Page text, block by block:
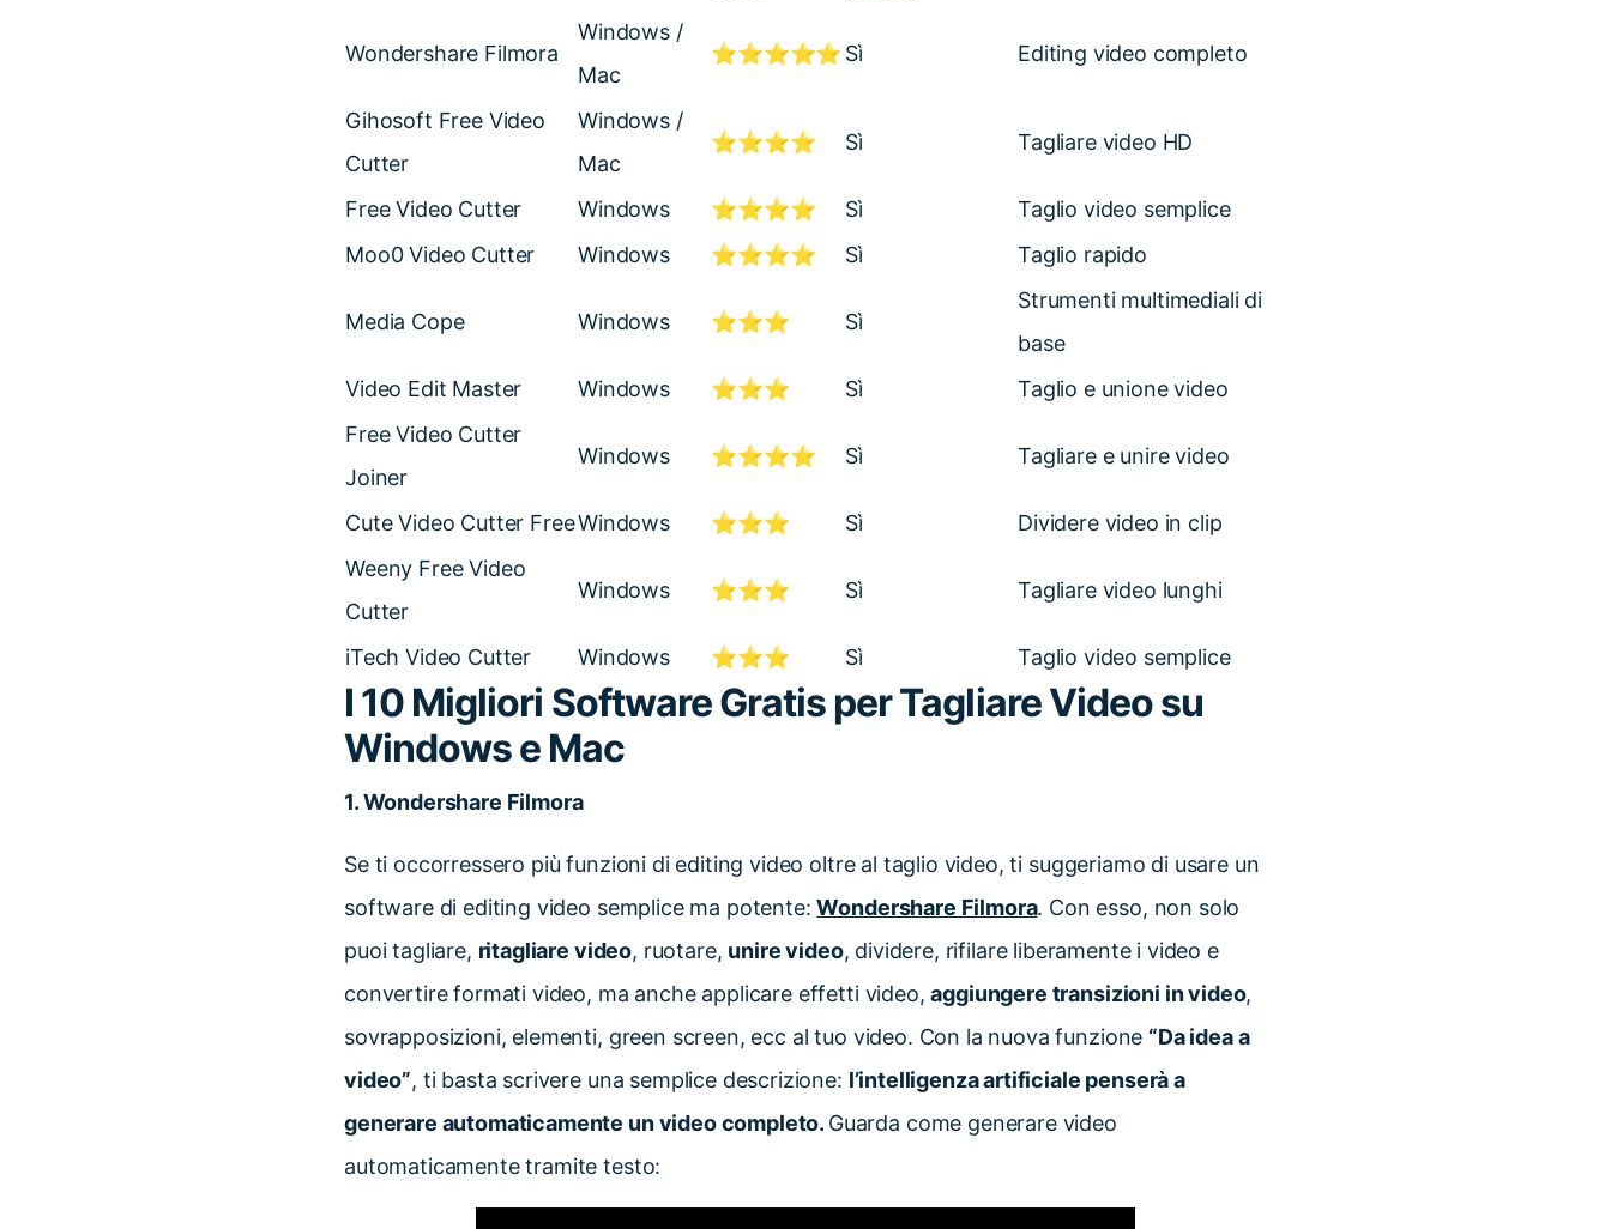
Wondershare Filmora
Windows /
Mac
⭐⭐⭐⭐⭐ Sì Editing video completo
Gihosoft Free Video
Cutter
Windows /
Mac
⭐⭐⭐⭐ Sì Tagliare video HD
Free Video Cutter Windows ⭐⭐⭐⭐ Sì
Taglio video semplice
Moo0 Video Cutter
Windows ⭐⭐⭐⭐ Sì Taglio rapido
Media Cope Windows ⭐⭐⭐ Sì
Strumenti multimediali di
base
Video Edit Master
Windows ⭐⭐⭐ Sì
Taglio e unione video
Free Video Cutter
Joiner
Windows ⭐⭐⭐⭐ Sì Tagliare e unire video
Cute Video Cutter FreeWindows ⭐⭐⭐ Sì
Dividere video in clip
Weeny Free Video
Cutter
Windows ⭐⭐⭐ Sì Tagliare video lunghi
iTech Video Cutter Windows ⭐⭐⭐ Sì Taglio video semplice
I 10 Migliori Software Gratis per Tagliare Video su
Windows e Mac
1. Wondershare Filmora
Se ti occorressero più funzioni di editing video oltre al taglio video, ti suggeriamo di usare un
software di editing video semplice ma potente:Wondershare Filmora. Con esso, non solo
puoi tagliare, ritagliare video, ruotare, unire video, dividere, rifilare liberamente i video e
convertire formati video, ma anche applicare effetti video,aggiungere transizioni in video,
sovrapposizioni, elementi, green screen, ecc al tuo video. Con la nuova funzione “Da idea a
video”, ti basta scrivere una semplice descrizione: l’intelligenza artificiale penserà a
generare automaticamente un video completo. Guarda come generare video
automaticamente tramite testo: